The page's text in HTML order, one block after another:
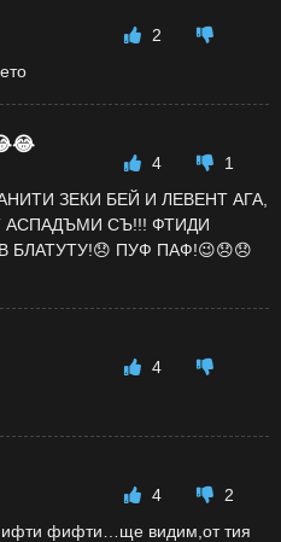
2
4
1
ЗЕКИ БЕЙ И ЛЕВЕНТ АГА,
АСПАДЪМИ СЪ!!! ФТИДИ
ПУФ ПАФ!😉😞😞
4
4
2
фифти…ще видим,от тия